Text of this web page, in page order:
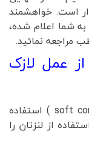
است. خواهشمند
شما اعلام شده،
مراجعه نمائید.
عمل لازک
(soft contact lenses ) استفاده
از لنزتان را